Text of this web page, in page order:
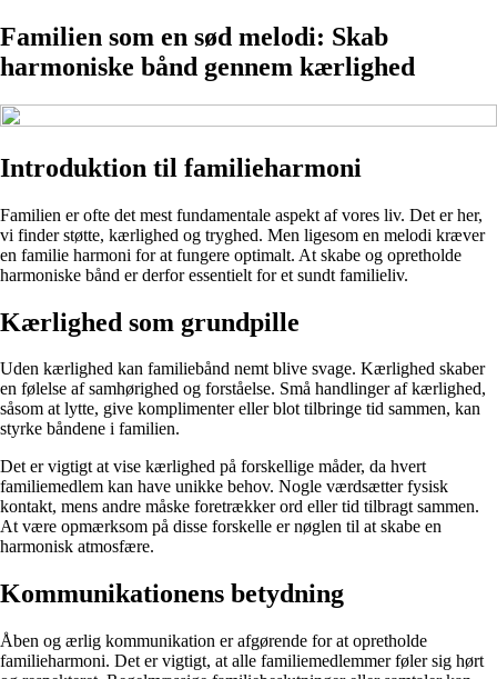
Familien som en sød melodi: Skab
harmoniske bånd gennem kærlighed
Introduktion til familieharmoni
Familien er ofte det mest fundamentale aspekt af vores liv. Det er her,
vi finder støtte, kærlighed og tryghed. Men ligesom en melodi kræver
en familie harmoni for at fungere optimalt. At skabe og opretholde
harmoniske bånd er derfor essentielt for et sundt familieliv.
Kærlighed som grundpille
Uden kærlighed kan familiebånd nemt blive svage. Kærlighed skaber
en følelse af samhørighed og forståelse. Små handlinger af kærlighed,
såsom at lytte, give komplimenter eller blot tilbringe tid sammen, kan
styrke båndene i familien.
Det er vigtigt at vise kærlighed på forskellige måder, da hvert
familiemedlem kan have unikke behov. Nogle værdsætter fysisk
kontakt, mens andre måske foretrækker ord eller tid tilbragt sammen.
At være opmærksom på disse forskelle er nøglen til at skabe en
harmonisk atmosfære.
Kommunikationens betydning
Åben og ærlig kommunikation er afgørende for at opretholde
familieharmoni. Det er vigtigt, at alle familiemedlemmer føler sig hørt